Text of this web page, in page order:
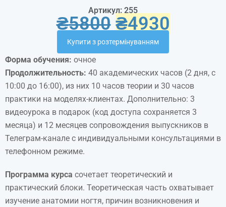
Артикул: 255
₴5800 ₴4930
Купити з розтермінуванням
Форма обучения: очное
Продолжительность: 40 академических часов (2 дня, с
10:00 до 16:00), из них 10 часов теории и 30 часов
практики на моделях-клиентах. Дополнительно: 3
видеоурока в подарок (код доступа сохраняется 3
месяца) и 12 месяцев сопровождения выпускников в
Телеграм-канале с индивидуальными консультациями в
телефонном режиме.
Программа курса сочетает теоретический и
практический блоки. Теоретическая часть охватывает
изучение анатомии ногтя, причин возникновения и